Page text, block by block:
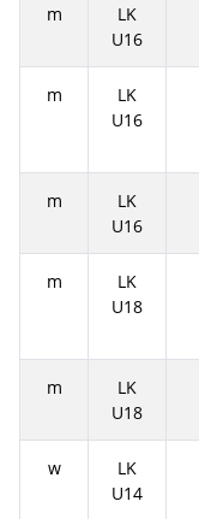
m
LK
U16
m
LK
U16
m
LK
U16
m
LK
U18
m
LK
U18
w
LK
U14